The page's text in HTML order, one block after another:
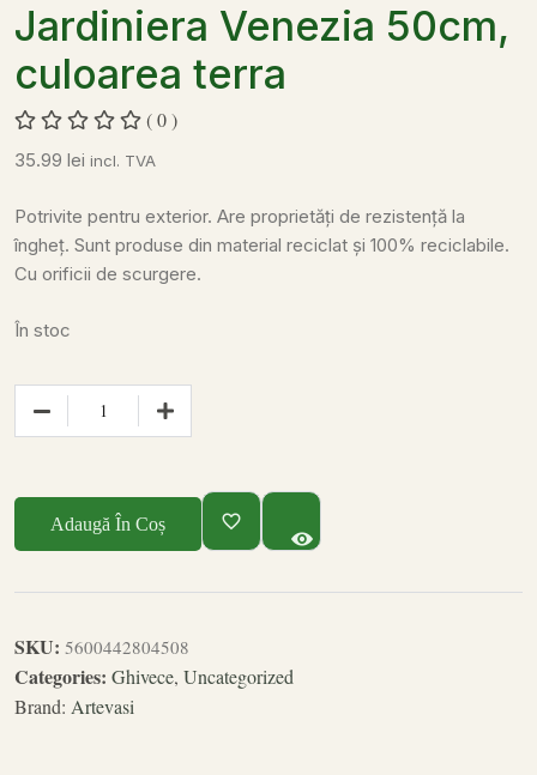
Jardiniera Venezia 50cm,
culoarea terra
( 0 )
35.99 lei incl. TVA
Potrivite pentru exterior. Are proprietăți de rezistență la
îngheț. Sunt produse din material reciclat și 100% reciclabile.
Cu orificii de scurgere.
În stoc
Adaugă În Coș
SKU: 5600442804508
Categories: Ghivece, Uncategorized
Brand: Artevasi